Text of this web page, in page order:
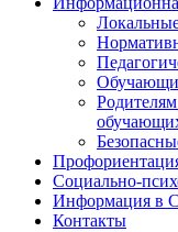
Социально-
Информация в
Контакты